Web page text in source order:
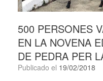
500 PERSONES
EN LA NOVENA
DE PEDRA PER
Publicado el 19/02/2018